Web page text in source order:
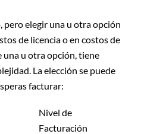
pero elegir una u otra opción
de licencia o en costos de
u otra opción, tiene
La elección se puede
facturar:
Nivel de
Facturación